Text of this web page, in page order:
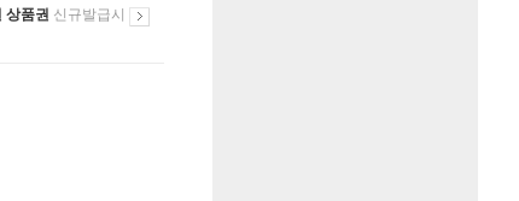
상품권 신규발급시